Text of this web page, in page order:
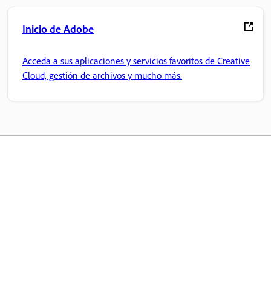
Inicio de Adobe
Acceda a sus aplicaciones y servicios favoritos de Creative
Cloud, gestión de archivos y mucho más.